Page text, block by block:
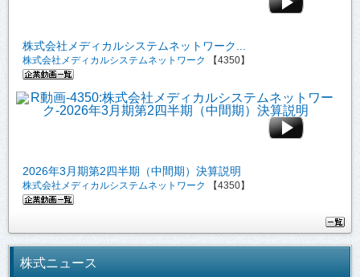
株式会社メディカルシステムネットワーク...
株式会社メディカルシステムネットワーク 【4350】
2026年3月期第2四半期（中間期）決算説明
株式会社メディカルシステムネットワーク 【4350】
株式ニュース